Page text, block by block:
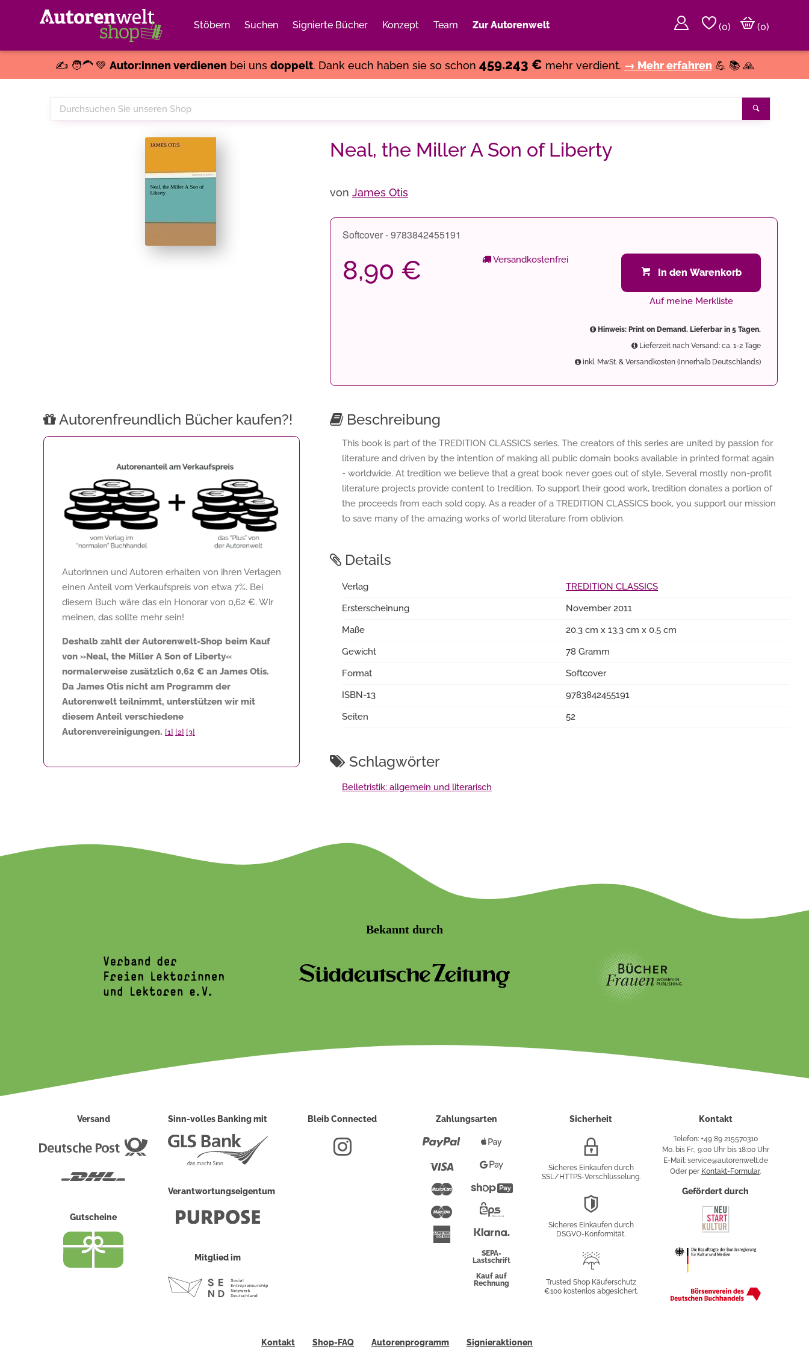
Stöbern Suchen Signierte Bücher Konzept Team Zur Autorenwelt (0)
(0)
✍️ 🧑‍🦱 💚 Autor:innen verdienenbei uns doppelt. Dank euch haben sie so schon 459.243 € mehr verdient. → Mehr erfahren 💪 📚 🙏
Durchsuchen
Sie
Neal, the Miller A Son of Liberty
von James Otis
Softcover - 9783842455191
8,90 € Versandkostenfrei
In den Warenkorb
Auf meine Merkliste
Hinweis: Print on Demand. Lieferbar in 5 Tagen.
Lieferzeit nach Versand: ca. 1-2 Tage
inkl. MwSt. & Versandkosten (innerhalb Deutschlands)
Autorenfreundlich Bücher kaufen?!
Autorinnen und Autoren erhalten von ihren Verlagen
einen Anteil vom Verkaufspreis von etwa 7%. Bei
diesem Buch wäre das ein Honorar von 0,62 €. Wir
meinen, das sollte mehr sein!
Deshalb zahlt der Autorenwelt-Shop beim Kauf
von »Neal, the Miller A Son of Liberty«
normalerweise zusätzlich 0,62 € an James Otis.
Da James Otis nicht am Programm der
Autorenwelt teilnimmt, unterstützen wir mit
diesem Anteil verschiedene
Autorenvereinigungen. [1] [2] [3]
Beschreibung
This book is part of the TREDITION CLASSICS series. The creators of this series are united by passion for
literature and driven by the intention of making all public domain books available in printed format again
- worldwide. At tredition we believe that a great book never goes out of style. Several mostly non-profit
literature projects provide content to tredition. To support their good work, tredition donates a portion of
the proceeds from each sold copy. As a reader of a TREDITION CLASSICS book, you support our mission
to save many of the amazing works of world literature from oblivion.
Details
Verlag
TREDITION CLASSICS
Ersterscheinung
November 2011
Maße
20.3 cm x 13.3 cm x 0.5 cm
Gewicht
78 Gramm
Format
Softcover
ISBN-13
9783842455191
Seiten
52
Schlagwörter
Belletristik: allgemein und literarisch
Bekannt durch
Versand
Deutsche
Gutscheine
Sinn-volles Banking mit
Verantwortungseigentum
Mitglied im
Bleib Connected Zahlungsarten
Paypal
Mastercard
Maestro
American
Express
Pay
PayShopify
Überweisung
SEPA-
Lastschrift
Kauf auf
Rechnung
Sicherheit
Verschlüsselung
Sicheres Einkaufen durch
SSL/HTTPS-Verschlüsselung.
Sicheres Einkaufen durch
DSGVO-Konformität.
Käuferschutz
Trusted Shop Käuferschutz
€100 kostenlos abgesichert.
Kontakt
Telefon: +49 89 215570310
Mo. bis Fr., 9:00 Uhr bis 18:00 Uhr
E-Mail: service@autorenwelt.de
Oder per Kontakt-Formular.
Gefördert durch
Kontakt Shop-FAQ Autorenprogramm Signieraktionen